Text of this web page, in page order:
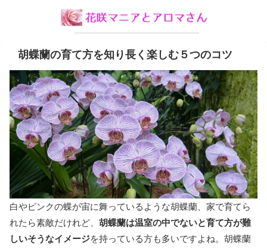
胡蝶蘭の育て方を知り長く楽しむ５つのコツ
白やピンクの蝶が宙に舞っているような胡蝶蘭、家で育てら
れたら素敵だけれど、 胡蝶蘭は温室の中でないと育て方が難
しいそうなイメージを持っている方も多いですよね。胡蝶蘭